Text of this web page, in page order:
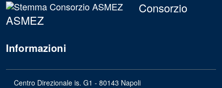
Consorzio
ASMEZ
Informazioni
Centro Direzionale is. G1 - 80143 Napoli